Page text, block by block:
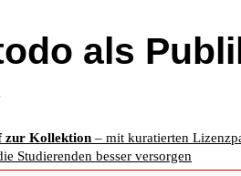
zur Kollektion – mit kuratierten
Studierenden besser versorgen
als
to digital